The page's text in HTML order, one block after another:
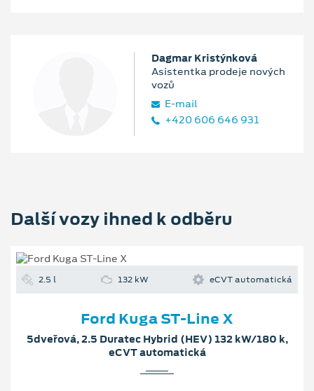
Dagmar Kristýnková
Asistentka prodeje nových
vozů
E‑mail
+420 606 646 931
Další vozy ihned k odběru
2.5 l 132 kW eCVT automatická
Ford Kuga ST-Line X
5dveřová, 2.5 Duratec Hybrid (HEV) 132 kW/180 k,
eCVT automatická